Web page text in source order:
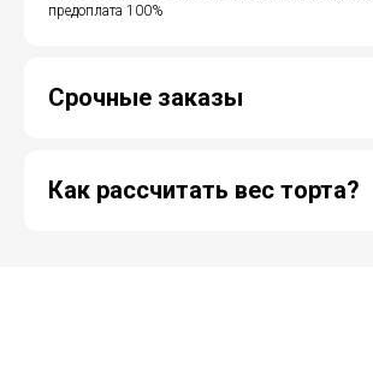
предоплата 100%
Срочные заказы
Как рассчитать вес торта?